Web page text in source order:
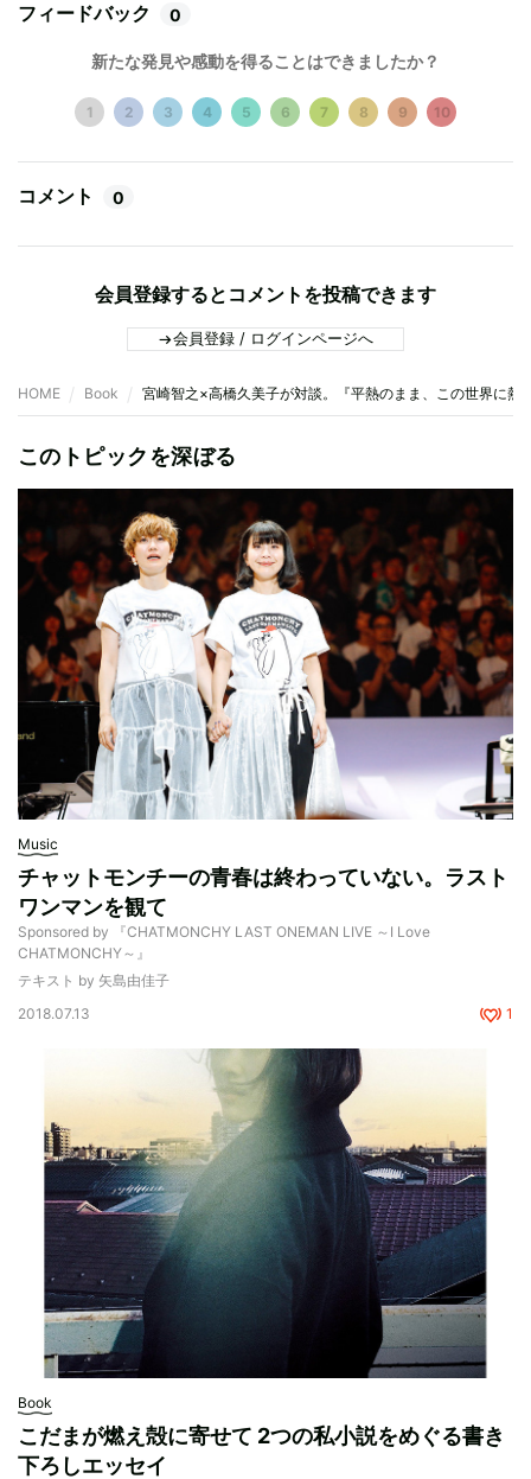
フィードバック 0
新たな発見や感動を得ることはできましたか？
1 2 3 4 5 6 7 8 9 10
コメント 0
会員登録するとコメントを投稿できます
会員登録 / ログインページへ
HOME Book 宮崎智之×高橋久美子が対談。『平熱のまま、この世界に熱
このトピックを深ぼる
Music
チャットモンチーの青春は終わっていない。ラスト
ワンマンを観て
Sponsored by 『CHATMONCHY LAST ONEMAN LIVE ～I Love
CHATMONCHY～』
テキスト by 矢島由佳子
2018.07.13
1
Book
こだまが燃え殻に寄せて 2つの私小説をめぐる書き
下ろしエッセイ